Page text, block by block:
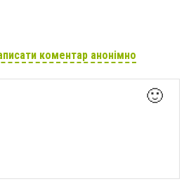
коментар анонімно
🙂